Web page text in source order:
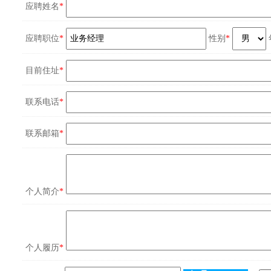
应聘姓名*
应聘职位* 性别 *
目前住址*
联系电话*
联系邮箱*
个人简介*
个人履历*